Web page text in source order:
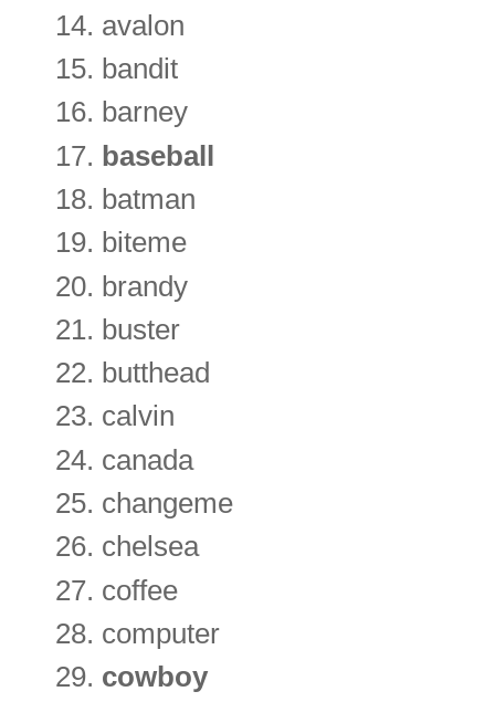
avalon
bandit
barney
baseball
batman
biteme
brandy
buster
butthead
calvin
canada
changeme
chelsea
coffee
computer
cowboy